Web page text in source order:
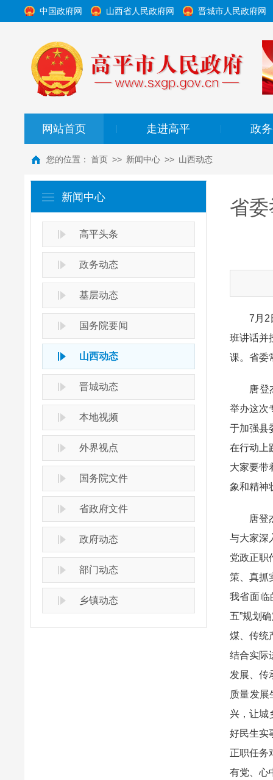
中国政府网 山西省人民政府网 晋城市人民政府网
网站首页 走进高平 政
您的位置： 首页 >> 新闻中心 >> 山西动态
新闻中心
高平头条
政务动态
基层动态
国务院要闻
山西动态
晋城动态
本地视频
外界视点
国务院文件
省政府文件
政府动态
部门动态
乡镇动态
省
7月2日
班讲话并
课。省委
唐登杰
举办这次
于加强县
在行动上
大家要带
象和精神
唐登杰
与大家深
党政正职
策、真抓
我省面临
五”规划
煤、传统
结合实际
发展、传
质量发
兴，让城
好民生实
正职任务
有党、心